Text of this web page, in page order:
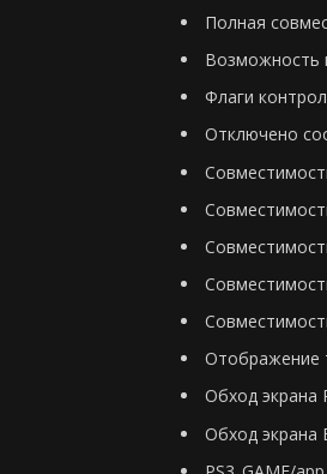
Полная
Возможность
Флаги
Отключено
Отображение
Обход экрана
Обход экрана